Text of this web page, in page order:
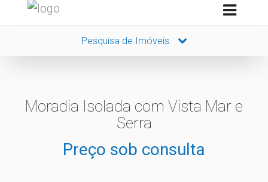
Pesquisa de Imóveis
Moradia Isolada com Vista Mar e
Serra
Preço sob consulta